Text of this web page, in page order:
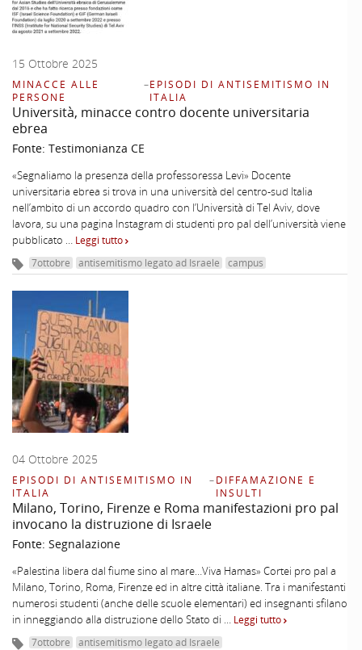
15 Ottobre 2025
MINACCE ALLE
PERSONE
–EPISODI DI ANTISEMITISMO IN
ITALIA
Università, minacce contro docente universitaria
ebrea
Fonte: Testimonianza CE
«Segnaliamo la presenza della professoressa Levi» Docente
universitaria ebrea si trova in una università del centro-sud Italia
nell’ambito di un accordo quadro con l’Università di Tel Aviv, dove
lavora, su una pagina Instagram di studenti pro pal dell’università viene
pubblicato … Leggi tutto
7ottobre antisemitismo legato ad Israele campus
04 Ottobre 2025
EPISODI DI ANTISEMITISMO IN
ITALIA
–DIFFAMAZIONE E
INSULTI
Milano, Torino, Firenze e Roma manifestazioni pro pal
invocano la distruzione di Israele
Fonte: Segnalazione
«Palestina libera dal fiume sino al mare…Viva Hamas» Cortei pro pal a
Milano, Torino, Roma, Firenze ed in altre città italiane. Tra i manifestanti
numerosi studenti (anche delle scuole elementari) ed insegnanti sfilano
in inneggiando alla distruzione dello Stato di … Leggi tutto
7ottobre antisemitismo legato ad Israele